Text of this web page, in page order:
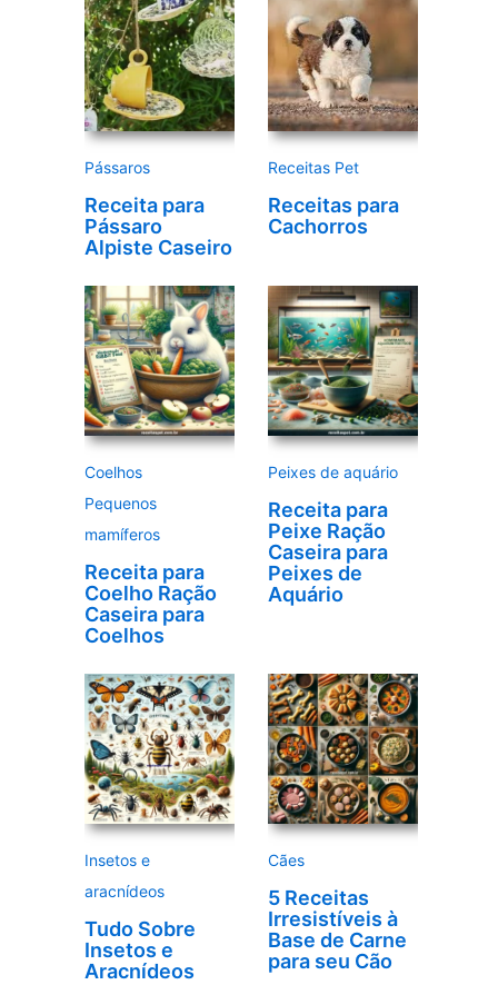
e
v
í
d
e
Pássaros
Receita para
Pássaro
Alpiste Caseiro
Receitas Pet
Receitas para
Cachorros
Coelhos
Pequenos
mamíferos
Receita para
Coelho Ração
Caseira para
Coelhos
Peixes de aquário
Receita para
Peixe Ração
Caseira para
Peixes de
Aquário
Insetos e
aracnídeos
Tudo Sobre
Insetos e
Aracnídeos
Cães
5 Receitas
Irresistíveis à
Base de Carne
para seu Cão